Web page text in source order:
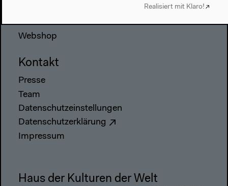
Barrierefreiheit
Webshop
Kontakt
Presse
Team
Datenschutzeinstellungen
Datenschutzerklärung
Impressum
Haus der Kulturen der Welt
Realisiert mit Klaro!